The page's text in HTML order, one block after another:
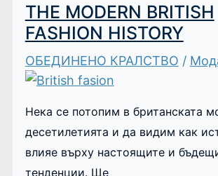
THE MODERN BRITISH
FASHION HISTORY
ОБЕДИНЕНО КРАЛСТВО /
Нека се потопим в британската
десетилетията и да видим как
влияе върху настоящите и
тенденции. Ще